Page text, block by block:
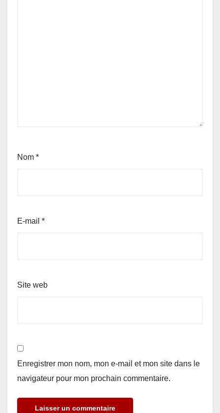
Nom *
E-mail *
Site web
Enregistrer mon nom, mon e-mail et mon site dans le
navigateur pour mon prochain commentaire.